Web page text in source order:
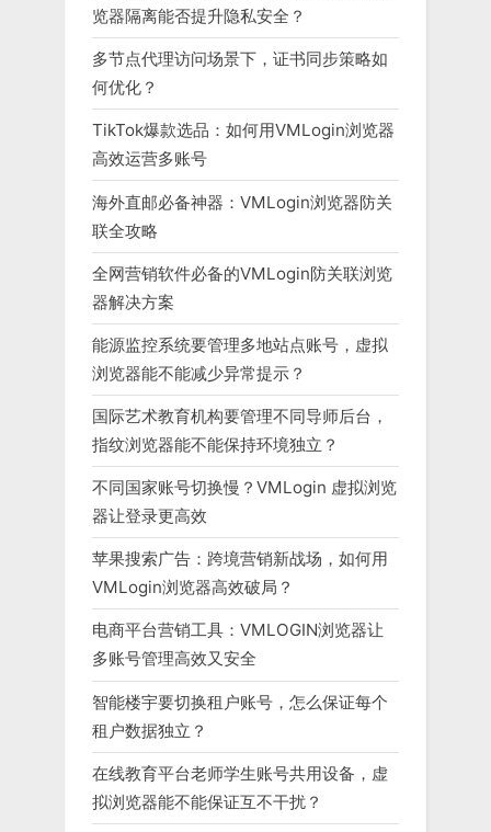
览器隔离能否提升隐私安全？
多节点代理访问场景下，证书同步策略如
何优化？
TikTok爆款选品：如何用VMLogin浏览器
高效运营多账号
海外直邮必备神器：VMLogin浏览器防关
联全攻略
全网营销软件必备的VMLogin防关联浏览
器解决方案
能源监控系统要管理多地站点账号，虚拟
浏览器能不能减少异常提示？
国际艺术教育机构要管理不同导师后台，
指纹浏览器能不能保持环境独立？
不同国家账号切换慢？VMLogin 虚拟浏览
器让登录更高效
苹果搜索广告：跨境营销新战场，如何用
VMLogin浏览器高效破局？
电商平台营销工具：VMLOGIN浏览器让
多账号管理高效又安全
智能楼宇要切换租户账号，怎么保证每个
租户数据独立？
在线教育平台老师学生账号共用设备，虚
拟浏览器能不能保证互不干扰？